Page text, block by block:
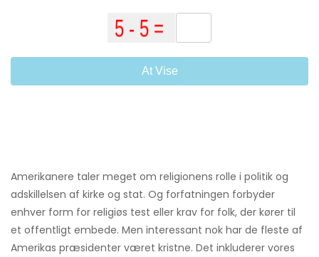
At Vise
Amerikanere taler meget om religionens rolle i politik og
adskillelsen af ​​kirke og stat. Og forfatningen forbyder
enhver form for religiøs test eller krav for folk, der kører til
et offentligt embede. Men interessant nok har de fleste af
Amerikas præsidenter været kristne. Det inkluderer vores